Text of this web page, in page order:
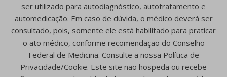
ser utilizado para autodiagnóstico, autotratamento e
automedicação. Em caso de dúvida, o médico deverá ser
consultado, pois, somente ele está habilitado para praticar
o ato médico, conforme recomendação do Conselho
Federal de Medicina. Consulte a nossa Política de
Privacidade/Cookie. Este site não hospeda ou recebe